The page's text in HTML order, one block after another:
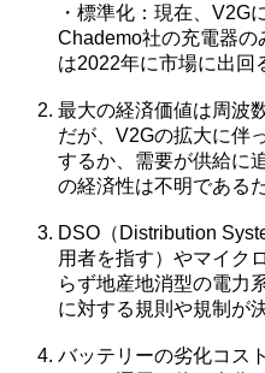
・標準化：現在、V2G
Chademo社の充電器
は2022年に市場に出回
最大の経済価値は周波
だが、V2Gの拡大に伴
するか、需要が供給に
の経済性は不明である
DSO（Distribution
用者を指す）やマイク
らず地産地消型の電力
に対する規則や規制が
バッテリーの劣化コス